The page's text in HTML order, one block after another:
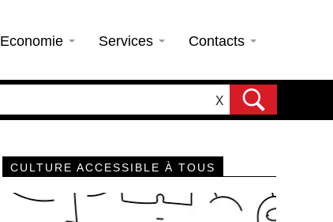
Economie Services Contacts
X
CULTURE ACCESSIBLE À TOUS